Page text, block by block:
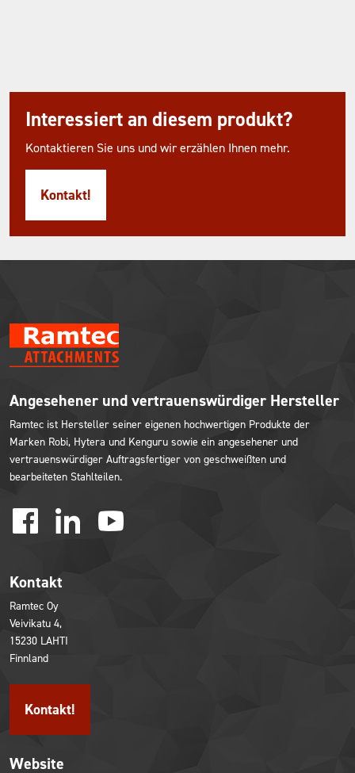
Interessiert an diesem produkt?
Kontaktieren Sie uns und wir erzählen Ihnen mehr.
Kontakt!
Angesehener und vertrauenswürdiger Hersteller
Ramtec ist Hersteller seiner eigenen hochwertigen Produkte der
Marken Robi, Hytera und Kenguru sowie ein angesehener und
vertrauenswürdiger Auftragsfertiger von geschweißten und
bearbeiteten Stahlteilen.
facebook linkedin
Kontakt
Ramtec Oy
Veivikatu 4,
15230 LAHTI
Finnland
Kontakt!
Website